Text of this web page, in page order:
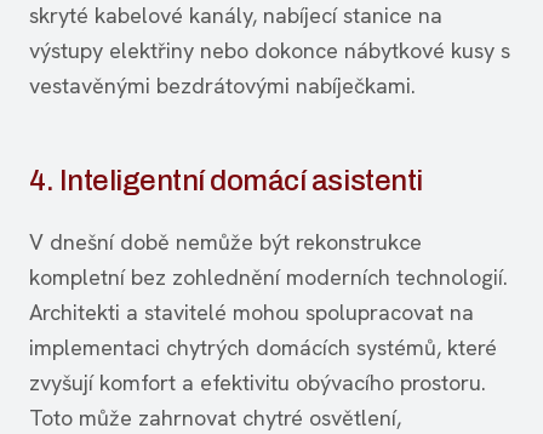
skryté kabelové kanály, nabíjecí stanice na
výstupy elektřiny nebo dokonce nábytkové kusy s
vestavěnými bezdrátovými nabíječkami.
4. Inteligentní domácí asistenti
V dnešní době nemůže být rekonstrukce
kompletní bez zohlednění moderních technologií.
Architekti a stavitelé mohou spolupracovat na
implementaci chytrých domácích systémů, které
zvyšují komfort a efektivitu obývacího prostoru.
Toto může zahrnovat chytré osvětlení,